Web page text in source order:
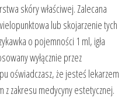
skóry właściwej. Zalecana
lub skojarzenie tych
o pojemności 1 ml, igła
wyłącznie przez
oświadczasz, że jesteś lekarzem
zakresu medycyny estetycznej.